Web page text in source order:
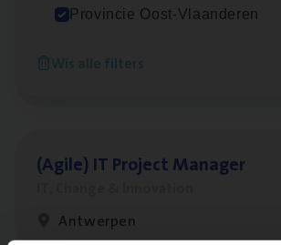
Provincie Oost-Vlaanderen
Wis alle filters
Busi­ness Mana­ger Mari­ne Cargo
Antwerpen
(Agi­le) ITPro­ject Manager
Antwerpen